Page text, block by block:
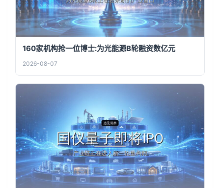
160家机构抢一位博士:为光能源B轮融资数亿元
2026-08-07